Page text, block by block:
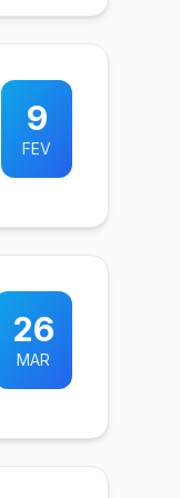
9
FEV
26
MAR